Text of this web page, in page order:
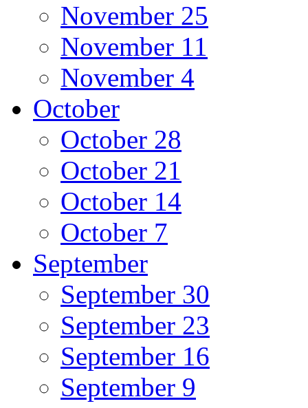
November 25
November 11
November 4
October
October 28
October 21
October 14
October 7
September
September 30
September 23
September 16
September 9